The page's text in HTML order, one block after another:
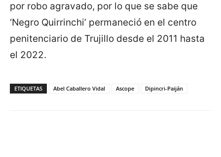
por robo agravado, por lo que se sabe que
‘Negro Quirrinchi’ permaneció en el centro
penitenciario de Trujillo desde el 2011 hasta
el 2022.
ETIQUETAS Abel Caballero Vidal Ascope Dipincri-Paiján